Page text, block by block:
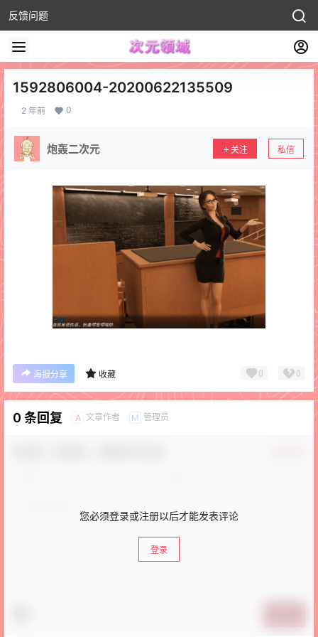
反馈问题
1592806004-20200622135509
2 年前 0
炮轰二次元 关注 私信
海报分享 收藏 0 0
0 条回复 A 文章作者 M 管理员
您必须登录或注册以后才能发表评论
登录